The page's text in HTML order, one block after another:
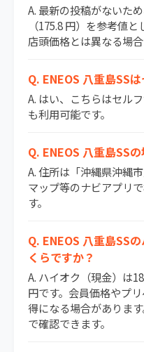
A. 最新の投稿がないた
（175.8 円）を参考値
店頭価格とは異なる場合
Q. ENEOS 八重島SS
A. はい、こちらはセル
も利用可能です。
Q. ENEOS 八重島SS
A. 住所は「沖縄県沖縄
マップ等のナビアプリ
す。
Q. ENEOS 八重島SS
くらですか？
A. ハイオク（現金）は
円です。会員価格やプ
得になる場合がありま
で確認できます。